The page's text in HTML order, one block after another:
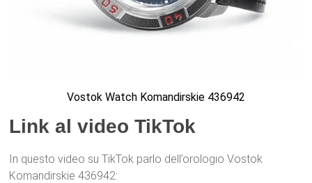
Vostok Watch Komandirskie 436942
Link al video TikTok
In questo video su TikTok parlo dell’orologio Vostok
Komandirskie 436942: